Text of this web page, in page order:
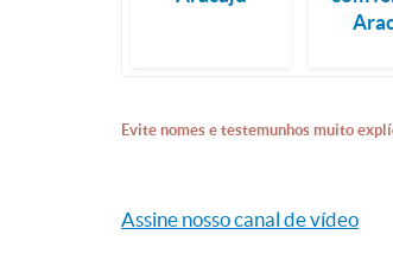
Evite nomes e testemunhos muito
Assine nosso canal de vídeo